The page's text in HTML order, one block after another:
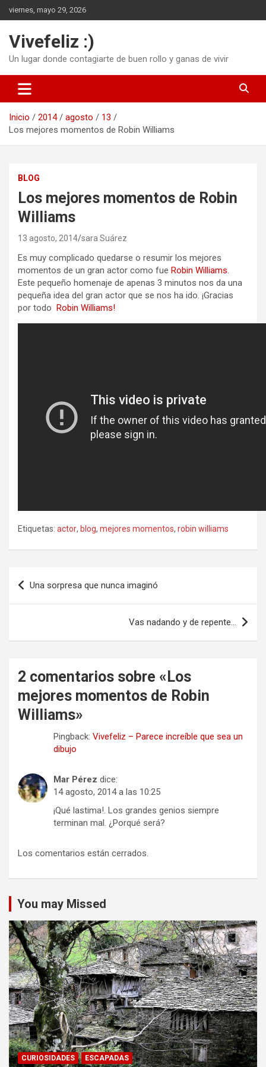
Saltar
al
viernes, mayo 29, 2026
Vivefeliz :)
Un lugar donde contagiarte de buen rollo y ganas de vivir
Inicio 2014 agosto
13
Los mejores momentos de Robin Williams
BLOG
Los mejores momentos de Robin
Williams
13 agosto, 2014 sara Suárez
Es muy complicado quedarse o resumir los mejores
momentos de un gran actor como fue Robin Williams.
Este pequeño homenaje de apenas 3 minutos nos da una
pequeña idea del gran actor que se nos ha ido. ¡Gracias
por todo Robin Williams!
Etiquetas: actor, blog, mejores momentos, robin williams
Navegación
de
Una sorpresa que nunca imaginó
Vas nadando y de repente…
2 comentarios sobre « Los
mejores momentos de Robin
Williams»
Pingback: Vivefeliz – Parece increíble que sea un
dibujo
Mar Pérez dice:
14 agosto, 2014 a las 10:25
¡Qué lastima!. Los grandes genios siempre
terminan mal. ¿Porqué será?
Los comentarios están cerrados.
You may Missed
CURIOSIDADES ESCAPADAS